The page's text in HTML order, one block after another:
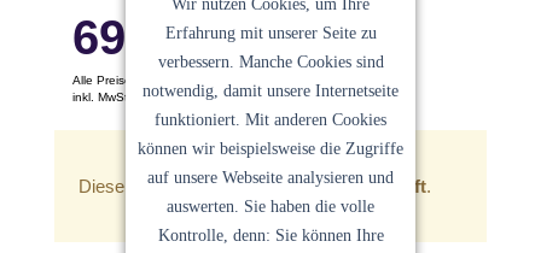
69.93€
Alle Preise pro Stück
inkl. MwSt. Keine Versandkosten
Dieser Artikel ist zur Zeitleider ausverkauft.
Wir nutzen Cookies, um Ihre
Erfahrung mit unserer Seite zu
verbessern. Manche Cookies sind
notwendig, damit unsere Internetseite
funktioniert. Mit anderen Cookies
können wir beispielsweise die Zugriffe
auf unsere Webseite analysieren und
auswerten. Sie haben die volle
Kontrolle, denn: Sie können Ihre